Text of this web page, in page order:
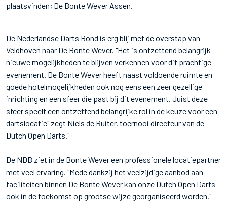
plaatsvinden; De Bonte Wever Assen.
De Nederlandse Darts Bond is erg blij met de overstap van
Veldhoven naar De Bonte Wever. "Het is ontzettend belangrijk
nieuwe mogelijkheden te blijven verkennen voor dit prachtige
evenement. De Bonte Wever heeft naast voldoende ruimte en
goede hotelmogelijkheden ook nog eens een zeer gezellige
inrichting en een sfeer die past bij dit evenement. Juist deze
sfeer speelt een ontzettend belangrijke rol in de keuze voor een
dartslocatie" zegt Niels de Ruiter, toernooi directeur van de
Dutch Open Darts."
De NDB ziet in de Bonte Wever een professionele locatiepartner
met veel ervaring. "Mede dankzij het veelzijdige aanbod aan
faciliteiten binnen De Bonte Wever kan onze Dutch Open Darts
ook in de toekomst op grootse wijze georganiseerd worden,"